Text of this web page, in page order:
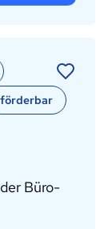
förderbar
Büro-